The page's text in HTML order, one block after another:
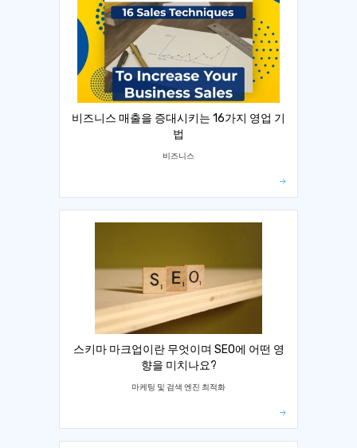
비즈니스 매출을 증대시키는 16가지 영업 기
법
비즈니스
스키마 마크업이란 무엇이며 SEO에 어떤 영
향을 미치나요?
마케팅 및 검색 엔진 최적화